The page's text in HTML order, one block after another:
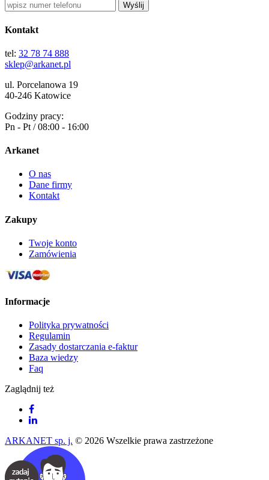
Wyślij
Kontakt
tel: 32 78 74 888
sklep@arkanet.pl
ul. Porcelanowa 19
40-246 Katowice
Godziny pracy:
Pn - Pt / 08:00 - 16:00
Arkanet
O nas
Dane firmy
Kontakt
Zakupy
Twoje konto
Zamówienia
Informacje
Polityka prywatności
Regulamin
Zasady dostarczania e-faktur
Baza wiedzy
Faq
Zaglądnij też
ARKANET sp. j. © 2026 Wszelkie prawa zastrzeżone